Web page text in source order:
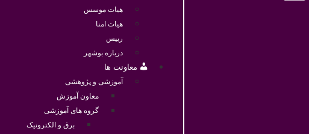
هیات موسس
هیات امنا
رییس
درباره بوشهر
معاونت ها
آموزشی و پژوهشی
معاون آموزش
گروه های آموزشی
برق و الکترونیک